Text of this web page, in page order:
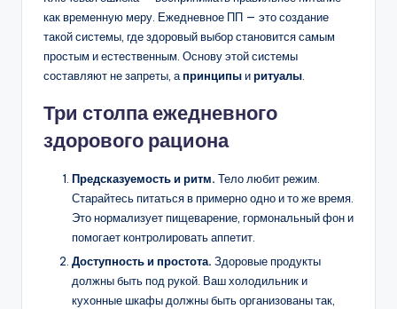
как временную меру. Ежедневное ПП — это создание
такой системы, где здоровый выбор становится самым
простым и естественным. Основу этой системы
составляют не запреты, апринципыиритуалы
Три столпа ежедневного
здорового рациона
Предсказуемость и ритм. Тело любит режим.
Старайтесь питаться в примерно одно и то же время.
Это нормализует пищеварение, гормональный фон и
помогает контролировать аппетит.
Доступность и простота. Здоровые продукты
должны быть под рукой. Ваш холодильник и
кухонные шкафы должны быть организованы так,